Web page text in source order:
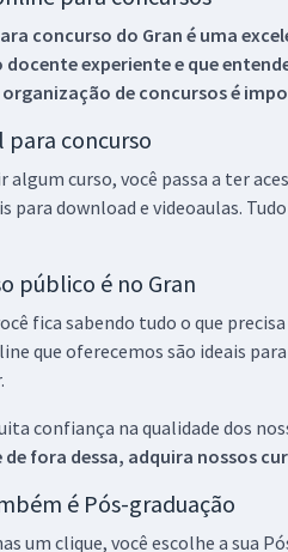
concurso do Gran é uma
docente experiente e que
de concursos é
para concurso
algum curso, você passa a ter
para download e videoaulas.
público é no Gran
fica sabendo tudo o que
que oferecemos são ideais
confiança na qualidade dos
de fora dessa, adquira nossos
é Pós-graduação
um clique, você escolhe a sua